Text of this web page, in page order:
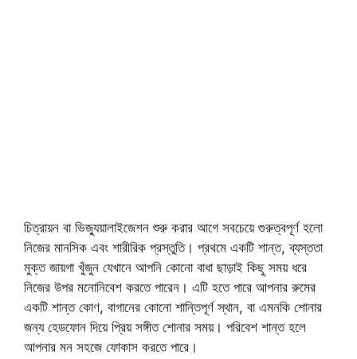
চিত্রায়ন বা ভিজ্যুয়ালাইজেশন শুরু করার আগে সবচেয়ে গুরুত্বপূর্ণ হলো
নিজের মানসিক এবং শারীরিক প্রস্তুতি। প্রথমে একটি শান্ত, ব্যস্ততা
মুক্ত জায়গা খুঁজুন যেখানে আপনি কোনো বাধা ছাড়াই কিছু সময় ধরে
নিজের উপর মনোনিবেশ করতে পারেন। এটি হতে পারে আপনার রুমের
একটি শান্ত কোণ, বাগানের কোনো শান্তিপূর্ণ স্থান, বা এমনকি শোনার
জন্য হেডফোন দিয়ে প্রিয় সঙ্গীত শোনার সময়। পরিবেশ শান্ত হলে
আপনার মন সহজে ফোকাস করতে পারে।